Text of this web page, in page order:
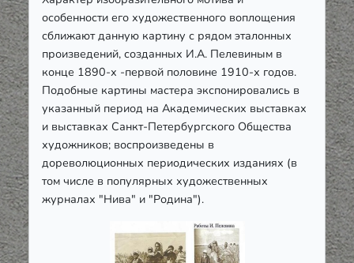
особенности его художественного воплощения
сближают данную картину с рядом эталонных
произведений, созданных И.А. Пелевиным в
конце 1890-х -первой половине 1910-х годов.
Подобные картины мастера экспонировались в
указанный период на Академических выставках
и выставках Санкт-Петербургского Общества
художников; воспроизведены в
дореволюционных периодических изданиях (в
том числе в популярных художественных
журналах "Нива" и "Родина").